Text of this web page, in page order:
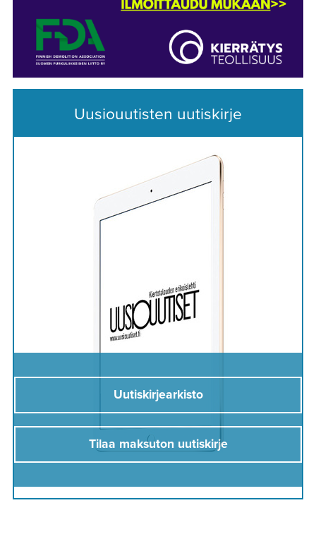
Uusiouutisten uutiskirje
Uutiskirjearkisto
Tilaa maksuton uutiskirje